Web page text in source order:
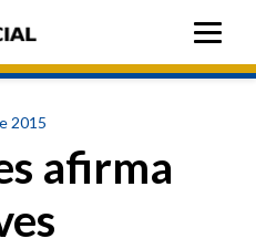
2015
afirma